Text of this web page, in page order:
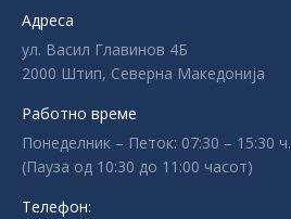
Адреса
ул. Васил Главинов 4Б
2000 Штип, Северна Македонија
Работно време
Понеделник – Петок: 07:30 – 15:30 ч.
(Пауза од 10:30 до 11:00 часот)
Телефон: